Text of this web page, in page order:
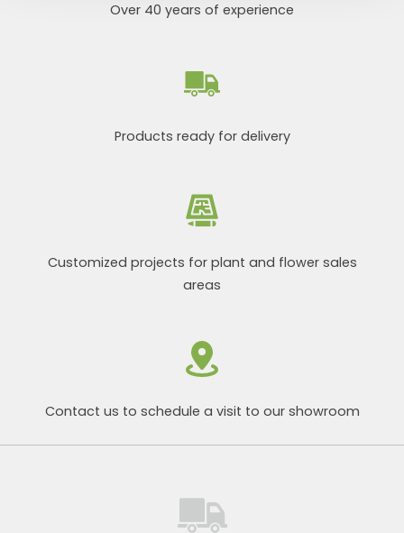
Over 40 years of experience
Products ready for delivery
Customized projects for plant and flower sales
areas
Contact us to schedule a visit to our showroom